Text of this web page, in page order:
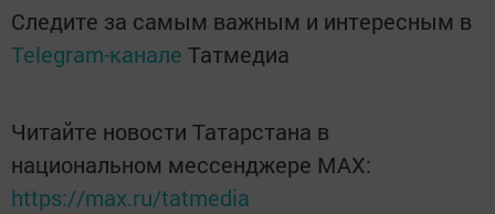
Следите за самым важным и интересным в
Telegram-канале Татмедиа
Читайте новости Татарстана в
национальном мессенджере MАХ:
https://max.ru/tatmedia